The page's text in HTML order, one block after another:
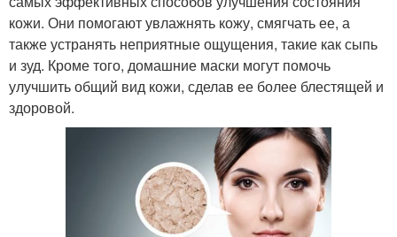
кожи. Они помогают увлажнять кожу, смягчать ее, а
также устранять неприятные ощущения, такие как сыпь
и зуд. Кроме того, домашние маски могут помочь
улучшить общий вид кожи, сделав ее более блестящей и
здоровой.